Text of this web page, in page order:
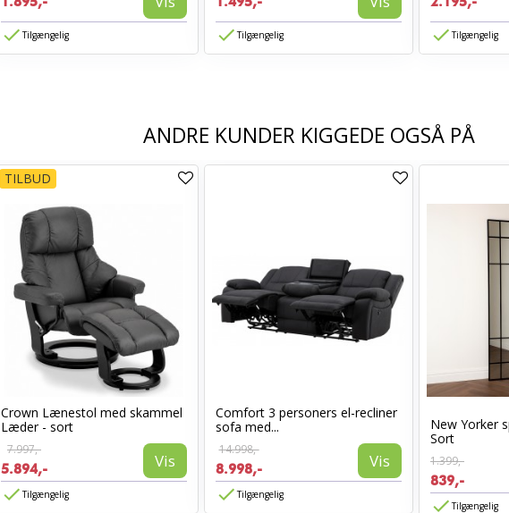
Tilgængelig Tilgængelig Tilgængelig
ANDRE KUNDER KIGGEDE OGSÅ PÅ
TILBUD
Crown Lænestol med skammel
Læder - sort
7.997,-
5.894,- Vis
Tilgængelig
Comfort 3 personers el-recliner
sofa med...
14.998,-
8.998,- Vis
Tilgængelig
New Yorker
Sort
1.399,-
839,-
Tilgængelig